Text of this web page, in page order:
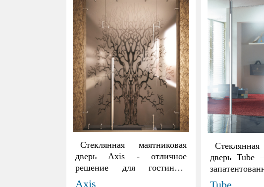
Стеклянная маятниковая
дверь Axis - отличное
решение для гостиниц,
офисных помещений и
Axis
дверь Tube
немецких